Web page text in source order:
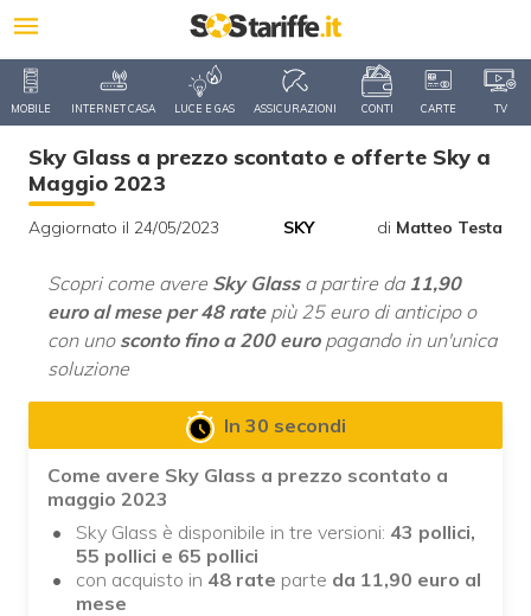
MOBILE INTERNET CASA LUCE E GAS ASSICURAZIONI CONTI CARTE TV
Sky Glass a prezzo scontato e offerte Sky a
Maggio 2023
Aggiornato il 24/05/2023 SKY di Matteo Testa
Scopri come avere Sky Glassa partire da 11,90
euro al mese per 48 ratepiù 25 euro di anticipo o
con uno sconto fino a 200 europagando in un'unica
soluzione
In 30 secondi
Come avere Sky Glass a prezzo scontato a
maggio 2023
Sky Glass è disponibile in tre versioni: 43 pollici,
55 pollici e 65 pollici
con acquisto in 48 rate parte da 11,90 euro al
mese